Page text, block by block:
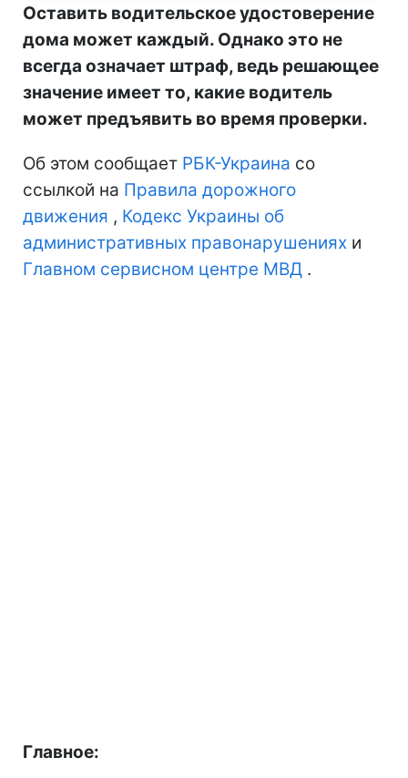
Оставить водительское удостоверение
дома может каждый. Однако это не
всегда означает штраф, ведь решающее
значение имеет то, какие водитель
может предъявить во время проверки.
Об этом сообщает РБК-Украина со
ссылкой на Правила дорожного
движения , Кодекс Украины об
административных правонарушениях и
Главном сервисном центре МВД .
Главное: